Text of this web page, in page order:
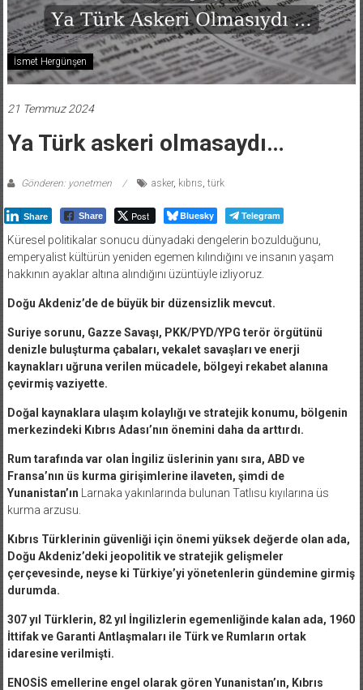
İsmet Hergünşen
21 Temmuz 2024
Ya Türk askeri olmasaydı…
Gönderen: yonetmen asker, kıbrıs türk
Share Share Post Bluesky Telegram
Küresel politikalar sonucu dünyadaki dengelerin bozulduğunu,
emperyalist kültürün yeniden egemen kılındığını ve insanın yaşam
hakkının ayaklar altına alındığını üzüntüyle izliyoruz.
Doğu Akdeniz’de de büyük bir düzensizlik mevcut.
Suriye sorunu, Gazze Savaşı, PKK/PYD/YPG terör örgütünü
denizle buluşturma çabaları, vekalet savaşları ve enerji
kaynakları uğruna verilen mücadele, bölgeyi rekabet alanına
çevirmiş vaziyette.
Doğal kaynaklara ulaşım kolaylığı ve stratejik konumu, bölgenin
merkezindeki Kıbrıs Adası’nın önemini daha da arttırdı.
Rum tarafında var olan İngiliz üslerinin yanı sıra, ABD ve
Fransa’nın üs kurma girişimlerine ilaveten, şimdi de
Yunanistan’ın Larnaka yakınlarında bulunan Tatlısu kıyılarına üs
kurma arzusu.
Kıbrıs Türklerinin güvenliği için önemi yüksek değerde olan ada,
Doğu Akdeniz’deki jeopolitik ve stratejik gelişmeler
çerçevesinde, neyse ki Türkiye’yi yönetenlerin gündemine girmiş
durumda.
307 yıl Türklerin, 82 yıl İngilizlerin egemenliğinde kalan ada, 1960
İttifak ve Garanti Antlaşmaları ile Türk ve Rumların ortak
idaresine verilmişti.
ENOSİS emellerine engel olarak gören Yunanistan’ın, Kıbrıs